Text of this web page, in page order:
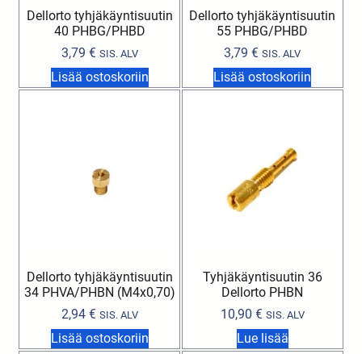
Dellorto tyhjäkäyntisuutin
40 PHBG/PHBD
3,79 € SIS. ALV
Lisää ostoskoriin
Dellorto tyhjäkäyntisuutin
55 PHBG/PHBD
3,79€ SIS. ALV
Lisää ostoskoriin
Dellorto tyhjäkäyntisuutin
34 PHVA/PHBN (M4x0,70)
2,94 € SIS. ALV
Lisää ostoskoriin
Tyhjäkäyntisuutin 36
Dellorto PHBN
10,90 € SIS. ALV
Lue lisää